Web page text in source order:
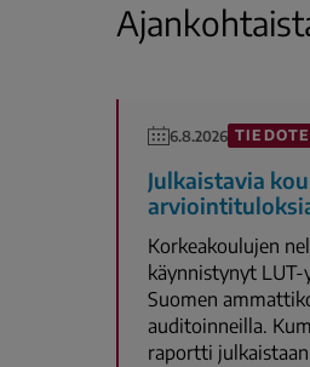
6.8.2026 TIEDOTE
Julkaistavia
Korkeakoulujen
käynnistynyt
Suomen
auditoinneilla.
raportti